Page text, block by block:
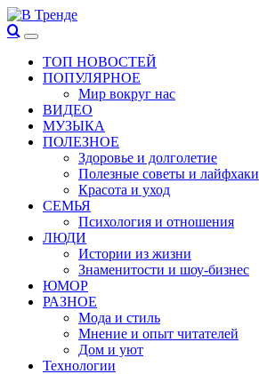
Перейти
к
Основное
меню
ТОП НОВОСТЕЙ
ПОПУЛЯРНОЕ
Мир вокруг нас
ВИДЕО
МУЗЫКА
ПОЛЕЗНОЕ
Здоровье и долголетие
Полезные советы и лайфхаки
Красота и уход
СЕМЬЯ
Психология и отношения
ЛЮДИ
Истории из жизни
Знаменитости и шоу-бизнес
ЮМОР
РАЗНОЕ
Мода и стиль
Мнение и опыт читателей
Дом и уют
Технологии